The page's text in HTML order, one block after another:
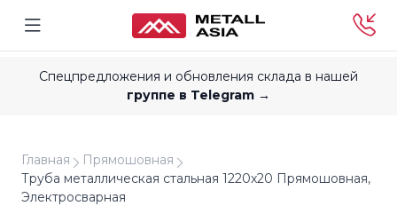
Спецпредложения и обновления склада в нашей
группе в Telegram →
Главная
Прямошовная
Труба металлическая стальная 1220x20 Прямошовная,
Электросварная